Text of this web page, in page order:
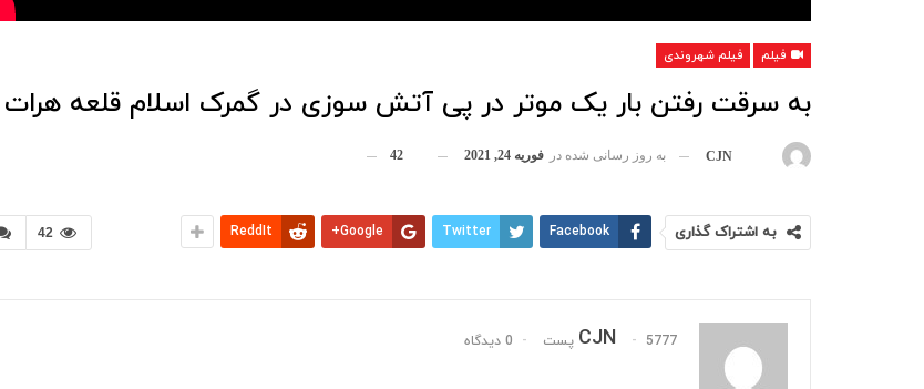
فیلم فیلم شهروندی
به سرقت رفتن بار یک موتر در پی آتش سوزی در گمرک اسلام قلعه هرات
CJN به روز رسانی شده در فوریه 24, 2021 42
42 به اشتراک گذاری Facebook
Twitter
Google+
ReddIt
CJN 5777 پست 0 دیدگاه